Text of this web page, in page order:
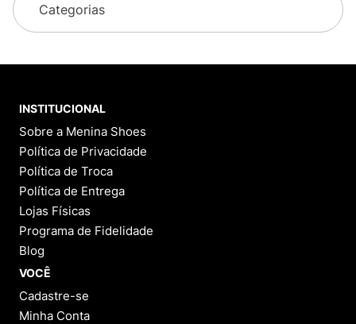
Categorias
INSTITUCIONAL
Sobre a Menina Shoes
Política de Privacidade
Política de Troca
Política de Entrega
Lojas Físicas
Programa de Fidelidade
Blog
VOCÊ
Cadastre-se
Minha Conta